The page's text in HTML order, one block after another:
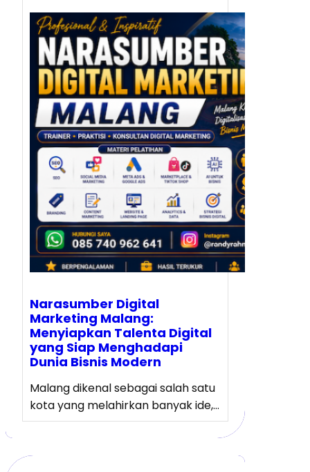
Narasumber Digital
Marketing Malang:
Menyiapkan Talenta Digital
yang Siap Menghadapi
Dunia Bisnis Modern
Malang dikenal sebagai salah satu
kota yang melahirkan banyak ide,…